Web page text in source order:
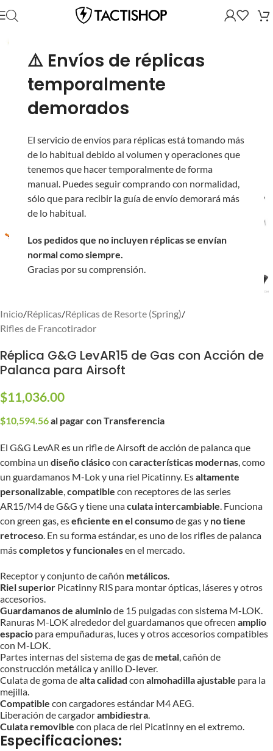
⚠️ Envíos de réplicas
temporalmente
demorados
El servicio de envíos para réplicas está tomando más
de lo habitual debido al volumen y operaciones que
tenemos que hacer temporalmente de forma
manual. Puedes seguir comprando con normalidad,
sólo que para recibir la guía de envío demorará más
de lo habitual.
Los pedidos que no incluyen réplicas se envían
normal como siempre.
Gracias por su comprensión.
Inicio/Réplicas/Réplicas de Resorte (Spring)/
Rifles de Francotirador
Réplica G&G LevAR15 de Gas con Acción de
Palanca para Airsoft
$11,036.00
$10,594.56al pagar con Transferencia
El G&G LevAR es un rifle de Airsoft de acción de palanca que
combina un diseño clásicocon características modernas, como
un guardamanos M-Lok y una riel Picatinny. Esaltamente
personalizable,compatible con receptores de las series
AR15/M4 de G&G y tiene unaculata intercambiable. Funciona
con green gas, eseficiente en el consumode gas y no tiene
retroceso. En su forma estándar, es uno de los rifles de palanca
máscompletos y funcionalesen el mercado.
Receptor y conjunto de cañón metálicos.
Riel superior Picatinny RIS para montar ópticas, láseres y otros
accesorios.
Guardamanos de aluminiode 15 pulgadas con sistema M-LOK.
Ranuras M-LOK alrededor del guardamanos que ofrecen amplio
espacio para empuñaduras, luces y otros accesorios compatibles
con M-LOK.
Partes internas del sistema de gas de metal, cañón de
construcción metálica y anillo D-lever.
Culata de goma dealta calidad con almohadilla ajustable para la
mejilla.
Compatible con cargadores estándar M4 AEG.
Liberación de cargadorambidiestra.
Culata removible con placa de riel Picatinny en el extremo.
Especificaciones: